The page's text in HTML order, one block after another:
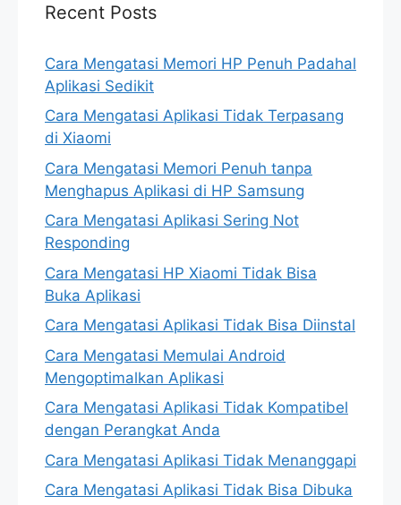
Recent Posts
Cara Mengatasi Memori HP Penuh Padahal
Aplikasi Sedikit
Cara Mengatasi Aplikasi Tidak Terpasang
di Xiaomi
Cara Mengatasi Memori Penuh tanpa
Menghapus Aplikasi di HP Samsung
Cara Mengatasi Aplikasi Sering Not
Responding
Cara Mengatasi HP Xiaomi Tidak Bisa
Buka Aplikasi
Cara Mengatasi Aplikasi Tidak Bisa Diinstal
Cara Mengatasi Memulai Android
Mengoptimalkan Aplikasi
Cara Mengatasi Aplikasi Tidak Kompatibel
dengan Perangkat Anda
Cara Mengatasi Aplikasi Tidak Menanggapi
Cara Mengatasi Aplikasi Tidak Bisa Dibuka